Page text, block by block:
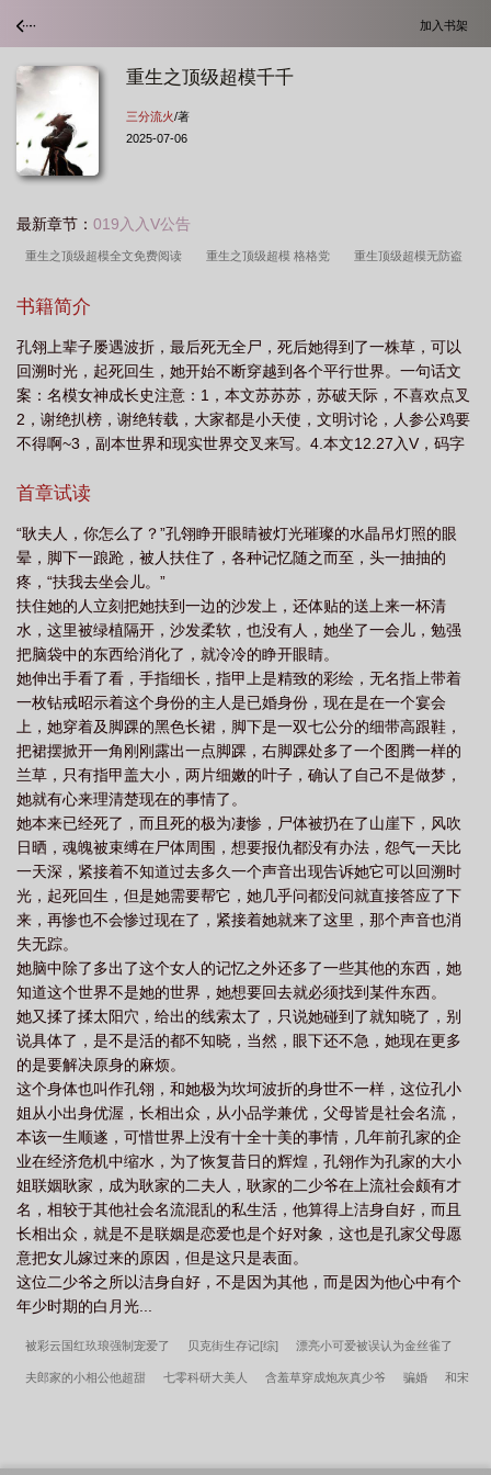
加入书架
重生之顶级超模千千
三分流火/著
2025-07-06
最新章节： 019入入V公告
重生之顶级超模全文免费阅读 重生之顶级超模 格格党 重生顶级超模无防盗
生之顶级超模TXT
棉花糖 重生之顶级超模免费阅读 重生之顶级超模三森刘怀 重生之顶级超模
大结局 重生之顶级超模全文免费观看 重生之顶级超模txt 重生之顶级超模
无防盗章 重生之顶级超模的男主是谁啊 重生之顶级超模笔趣阁最新章节 重
生之顶级超模三月流火
书籍简介
孔翎上辈子屡遇波折，最后死无全尸，死后她得到了一株草，可以
回溯时光，起死回生，她开始不断穿越到各个平行世界。一句话文
案：名模女神成长史注意：1，本文苏苏苏，苏破天际，不喜欢点叉
2，谢绝扒榜，谢绝转载，大家都是小天使，文明讨论，人参公鸡要
不得啊~3，副本世界和现实世界交叉来写。4.本文12.27入V，码字
天使等防盗时间过后才能正常观看。
首章试读
“耿夫人，你怎么了？”孔翎睁开眼睛被灯光璀璨的水晶吊灯照的眼
晕，脚下一踉跄，被人扶住了，各种记忆随之而至，头一抽抽的
疼，“扶我去坐会儿。”
扶住她的人立刻把她扶到一边的沙发上，还体贴的送上来一杯清
水，这里被绿植隔开，沙发柔软，也没有人，她坐了一会儿，勉强
把脑袋中的东西给消化了，就冷冷的睁开眼睛。
她伸出手看了看，手指细长，指甲上是精致的彩绘，无名指上带着
一枚钻戒昭示着这个身份的主人是已婚身份，现在是在一个宴会
上，她穿着及脚踝的黑色长裙，脚下是一双七公分的细带高跟鞋，
把裙摆掀开一角刚刚露出一点脚踝，右脚踝处多了一个图腾一样的
兰草，只有指甲盖大小，两片细嫩的叶子，确认了自己不是做梦，
她就有心来理清楚现在的事情了。
她本来已经死了，而且死的极为凄惨，尸体被扔在了山崖下，风吹
日晒，魂魄被束缚在尸体周围，想要报仇都没有办法，怨气一天比
一天深，紧接着不知道过去多久一个声音出现告诉她它可以回溯时
光，起死回生，但是她需要帮它，她几乎问都没问就直接答应了下
来，再惨也不会惨过现在了，紧接着她就来了这里，那个声音也消
失无踪。
她脑中除了多出了这个女人的记忆之外还多了一些其他的东西，她
知道这个世界不是她的世界，她想要回去就必须找到某件东西。
她又揉了揉太阳穴，给出的线索太了，只说她碰到了就知晓了，别
说具体了，是不是活的都不知晓，当然，眼下还不急，她现在更多
的是要解决原身的麻烦。
这个身体也叫作孔翎，和她极为坎坷波折的身世不一样，这位孔小
姐从小出身优渥，长相出众，从小品学兼优，父母皆是社会名流，
本该一生顺遂，可惜世界上没有十全十美的事情，几年前孔家的企
业在经济危机中缩水，为了恢复昔日的辉煌，孔翎作为孔家的大小
姐联姻耿家，成为耿家的二夫人，耿家的二少爷在上流社会颇有才
名，相较于其他社会名流混乱的私生活，他算得上洁身自好，而且
长相出众，就是不是联姻是恋爱也是个好对象，这也是孔家父母愿
意把女儿嫁过来的原因，但是这只是表面。
这位二少爷之所以洁身自好，不是因为其他，而是因为他心中有个
年少时期的白月光...
被彩云国红玖琅强制宠爱了 贝克街生存记[综] 漂亮小可爱被误认为金丝雀了
夫郎家的小相公他超甜 七零科研大美人 含羞草穿成炮灰真少爷 骗婚 和宋